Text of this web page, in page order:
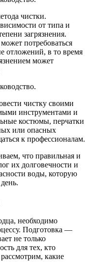
чистки.
от типа и
загрязнения.
потребоваться
отложений, в то время
может
чистку своими
инструментами и
костюмы, перчатки
или опасных
к профессионалам.
что правильная и
их долговечности и
воды, которую
необходимо
Подготовка —
не только
для тех, кто
какие